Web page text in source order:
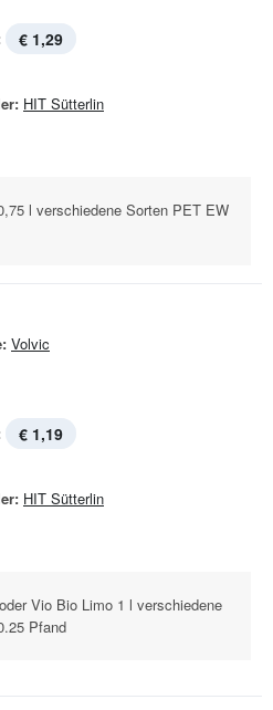
€ 1,29
HIT Sütterlin
l verschiedene Sorten PET EW
Volvic
€ 1,19
HIT Sütterlin
Vio Bio Limo 1 l verschiedene
Pfand